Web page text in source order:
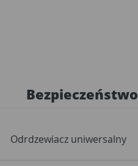
Bezpieczeństwo
Odrdzewiacz uniwersalny